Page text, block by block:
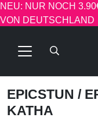
NEU: NUR NOCH
VON DEUTSCHLAND
EPICSTUN /
KATHA